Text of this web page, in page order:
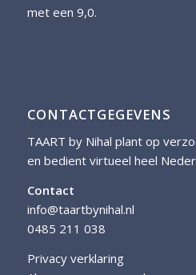
met een 9,0.
CONTACTGEGEVENS
TAART by Nihal plant op
en bedient virtueel heel
Contact
info@taartbynihal.nl
0485 211 038
Privacy verklaring